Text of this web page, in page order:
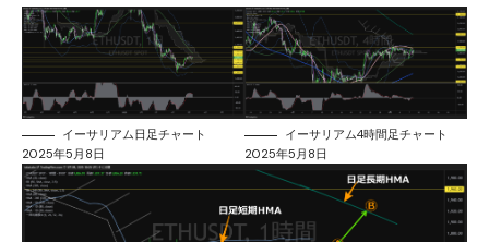
イーサリアム日足チャート
2025年5月8日
イーサリアム4時間足チャート
2025年5月8日